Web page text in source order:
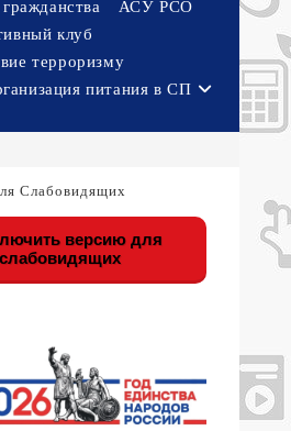
АСУ РСО
клуб
терроризму
питания в СП
Слабовидящих
версию для
слабовидящих